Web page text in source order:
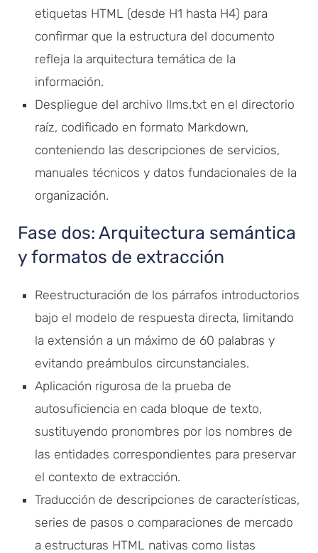
etiquetas HTML (desde H1 hasta H4) para
confirmar que la estructura del documento
refleja la arquitectura temática de la
información.
Despliegue del archivo llms.txt en el directorio
raíz, codificado en formato Markdown,
conteniendo las descripciones de servicios,
manuales técnicos y datos fundacionales de la
organización.
Fase dos: Arquitectura semántica
y formatos de extracción
Reestructuración de los párrafos introductorios
bajo el modelo de respuesta directa, limitando
la extensión a un máximo de 60 palabras y
evitando preámbulos circunstanciales.
Aplicación rigurosa de la prueba de
autosuficiencia en cada bloque de texto,
sustituyendo pronombres por los nombres de
las entidades correspondientes para preservar
el contexto de extracción.
Traducción de descripciones de características,
series de pasos o comparaciones de mercado
a estructuras HTML nativas como listas